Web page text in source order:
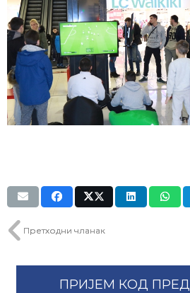
Претходни чланак
ПРИЈЕМ КОД